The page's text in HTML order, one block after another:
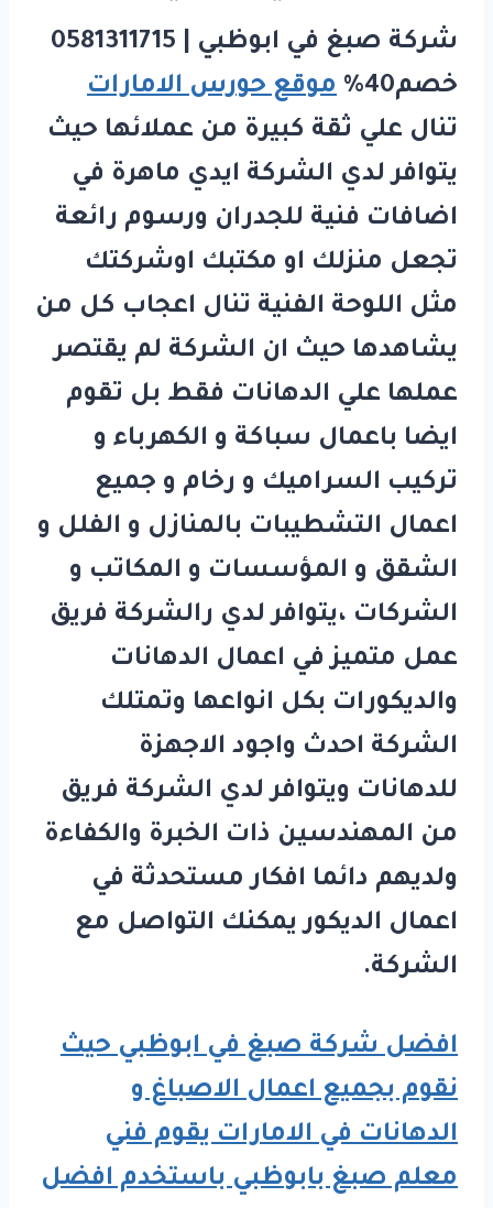
شركة صبغ في ابوظبي | 0581311715
خصم40%
موقع حورس الامارات
تنال علي ثقة كبيرة من عملائها حيث
يتوافر لدي الشركة ايدي ماهرة في
اضافات فنية للجدران ورسوم رائعة
تجعل منزلك او مكتبك اوشركتك
مثل اللوحة الفنية تنال اعجاب كل من
يشاهدها حيث ان الشركة لم يقتصر
عملها علي الدهانات فقط بل تقوم
ايضا باعمال سباكة و الكهرباء و
تركيب السراميك و رخام و جميع
اعمال التشطيبات بالمنازل و الفلل و
الشقق و المؤسسات و المكاتب و
الشركات ،يتوافر لدي رالشركة فريق
عمل متميز في اعمال الدهانات
والديكورات بكل انواعها وتمتلك
الشركة احدث واجود الاجهزة
للدهانات ويتوافر لدي الشركة فريق
من المهندسين ذات الخبرة والكفاءة
ولديهم دائما افكار مستحدثة في
اعمال الديكور يمكنك التواصل مع
الشركة.
افضل شركة صبغ في ابوظبي حيث
نقوم بجميع اعمال الاصباغ و
الدهانات في الامارات يقوم فني
معلم صبغ بابوظبي باستخدم افضل